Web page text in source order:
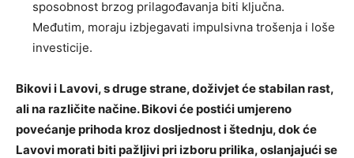
sposobnost brzog prilagođavanja biti ključna.
Međutim, moraju izbjegavati impulsivna trošenja i loše
investicije.
Bikovi i Lavovi, s druge strane, doživjet će stabilan rast,
ali na različite načine. Bikovi će postići umjereno
povećanje prihoda kroz dosljednost i štednju, dok će
Lavovi morati biti pažljivi pri izboru prilika, oslanjajući se